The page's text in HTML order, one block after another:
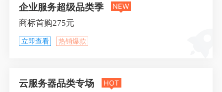
企业服务超级品类季 NEW
商标首购275元
立即查看 热销爆款
云服务器品类专场 HOT